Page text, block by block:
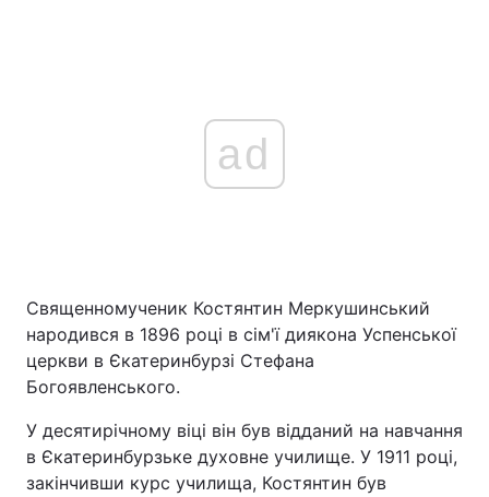
ad
Священномученик Костянтин Меркушинський
народився в 1896 році в сім'ї диякона Успенської
церкви в Єкатеринбурзі Стефана
Богоявленського.
У десятирічному віці він був відданий на навчання
в Єкатеринбурзьке духовне училище. У 1911 році,
закінчивши курс училища, Костянтин був